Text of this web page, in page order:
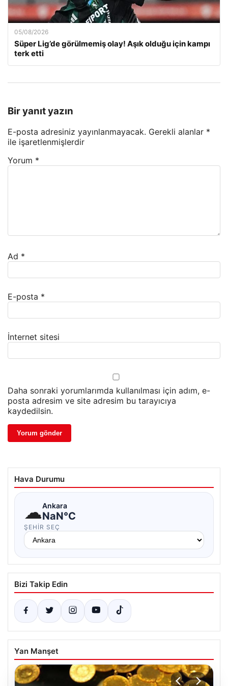
05/08/2026
Süper Lig’de görülmemiş olay! Aşık olduğu için kampı
terk etti
Bir yanıt yazın
E-posta adresiniz yayınlanmayacak. Gerekli alanlar *
ile işaretlenmişlerdir
Yorum *
Ad *
E-posta *
İnternet sitesi
Daha sonraki yorumlarımda kullanılması için adım, e-
posta adresim ve site adresim bu tarayıcıya
kaydedilsin.
Hava Durumu
☁Ankara
NaN°C
ŞEHIR SEÇ
Bizi Takip Edin
Yan Manşet